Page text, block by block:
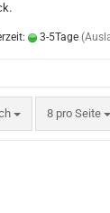
3-5Tage
8 pro Seite
pro Seite